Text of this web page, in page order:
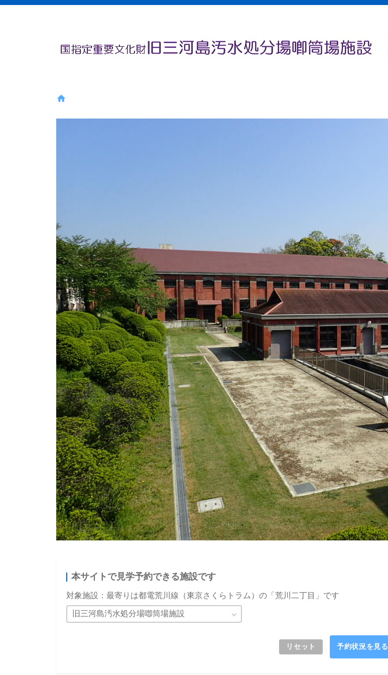
本サイトで見学予約できる施設です
対象施設：最寄りは都電荒川線（東京さくらトラム）の「荒川二丁目」です
旧三河島汚水処分場喞筒場施設
リセット 予約状況を見る